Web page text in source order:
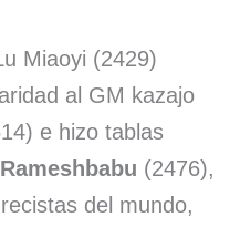
Miaoyi (2429)
al GM kazajo
e hizo tablas
(2476),
del mundo,